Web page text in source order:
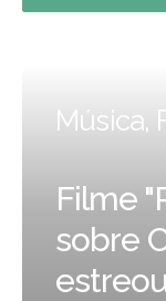
Música,
Filme
sobre